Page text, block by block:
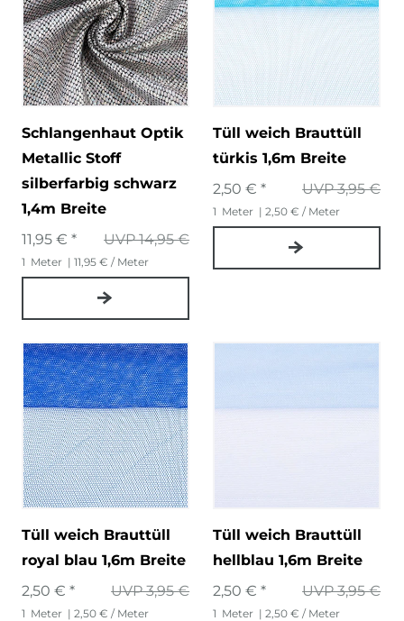
Schlangenhaut Optik
Metallic Stoff
silberfarbig schwarz
1,4m Breite
UVP 14,95 €
11,95 € *
1 Meter | 11,95 € / Meter
Tüll weich Brauttüll
türkis 1,6m Breite
UVP 3,95 €
2,50 € *
1 Meter | 2,50 € / Meter
Tüll weich Brauttüll
royal blau 1,6m Breite
UVP 3,95 €
2,50 € *
1 Meter | 2,50 € / Meter
Tüll weich Brauttüll
hellblau 1,6m Breite
UVP 3,95 €
2,50 € *
1 Meter | 2,50 € / Meter